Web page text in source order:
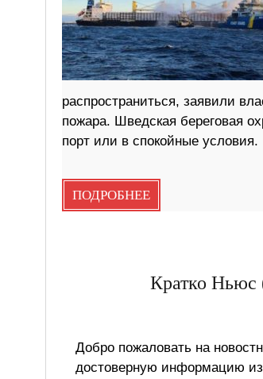
распространиться, заявили
пожара. Шведская береговая
порт или в спокойные условия.
ПОДРОБНЕЕ
Кратко Ньюс
Добро пожаловать на
достоверную информацию из